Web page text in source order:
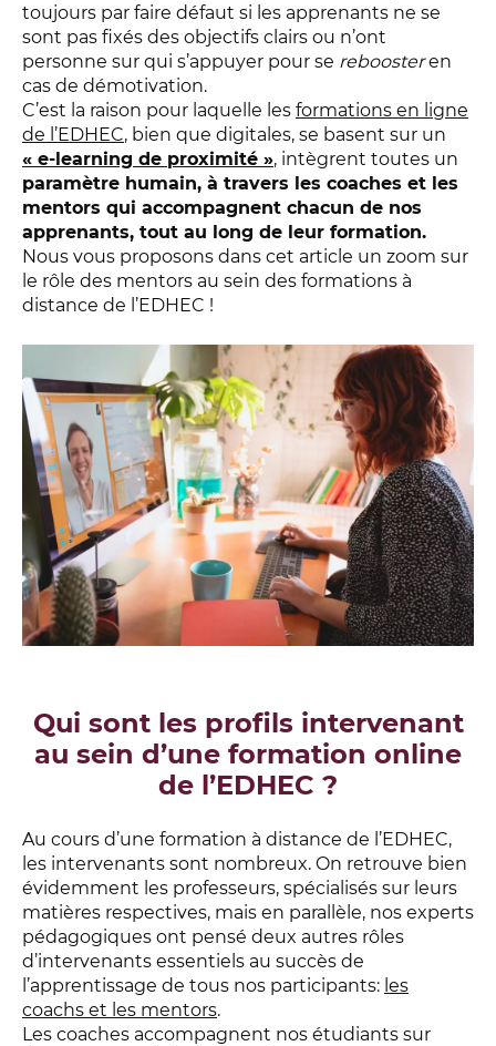
toujours par faire défaut si les apprenants ne se
sont pas fixés des objectifs clairs ou n’ont
personne sur qui s’appuyer pour se reboosteren
cas de démotivation.
C’est la raison pour laquelle les formations en ligne
de l’EDHEC, bien que digitales, se basent sur un
« e-learning de proximité », intègrent toutes un
paramètre humain, à travers les coaches et les
mentors qui accompagnent chacun de nos
apprenants, tout au long de leur formation.
Nous vous proposons dans cet article un zoom sur
le rôle des mentors au sein des formations à
distance de l’EDHEC !
Qui sont les profils intervenant
au sein d’une formation online
de l’EDHEC ?
Au cours d’une formation à distance de l’EDHEC,
les intervenants sont nombreux. On retrouve bien
évidemment les professeurs, spécialisés sur leurs
matières respectives, mais en parallèle, nos experts
pédagogiques ont pensé deux autres rôles
d’intervenants essentiels au succès de
l’apprentissage de tous nos participants: les
coachs et les mentors.
Les coaches accompagnent nos étudiants sur